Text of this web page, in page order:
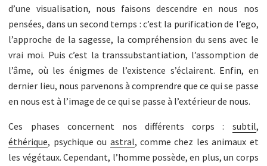
d’une visualisation, nous faisons descendre en nous nos
pensées, dans un second temps : c’est la purification de l’ego,
l’approche de la sagesse, la compréhension du sens avec le
vrai moi. Puis c’est la transsubstantiation, l’assomption de
l’âme, où les énigmes de l’existence s’éclairent. Enfin, en
dernier lieu, nous parvenons à comprendre que ce qui se passe
en nous est à l’image de ce qui se passe à l’extérieur de nous.
Ces phases concernent nos différents corps : subtil,
éthérique, psychique ou astral, comme chez les animaux et
les végétaux. Cependant, l’homme possède, en plus, un corps